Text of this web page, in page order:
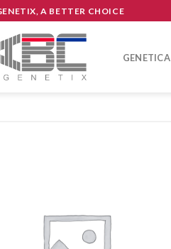
A BETTER CHOICE
GENETICA